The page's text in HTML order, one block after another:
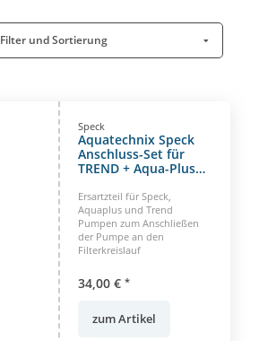
Filter und Sortierung
Speck
Aquatechnix Speck
Anschluss-Set für
TREND + Aqua-Plus
Ersartzteil für Speck,
Aquaplus und Trend
Pumpen zum Anschließen
der Pumpe an den
Filterkreislauf
34,00 € *
zum Artikel